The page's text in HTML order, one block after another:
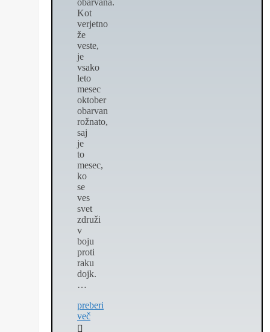
Kot
verjetno
že
veste,
je
vsako
leto
mesec
oktober
obarvan
rožnato,
saj
je
to
mesec,
ko
se
ves
svet
združi
v
boju
proti
raku
dojk.
…
preberi
več